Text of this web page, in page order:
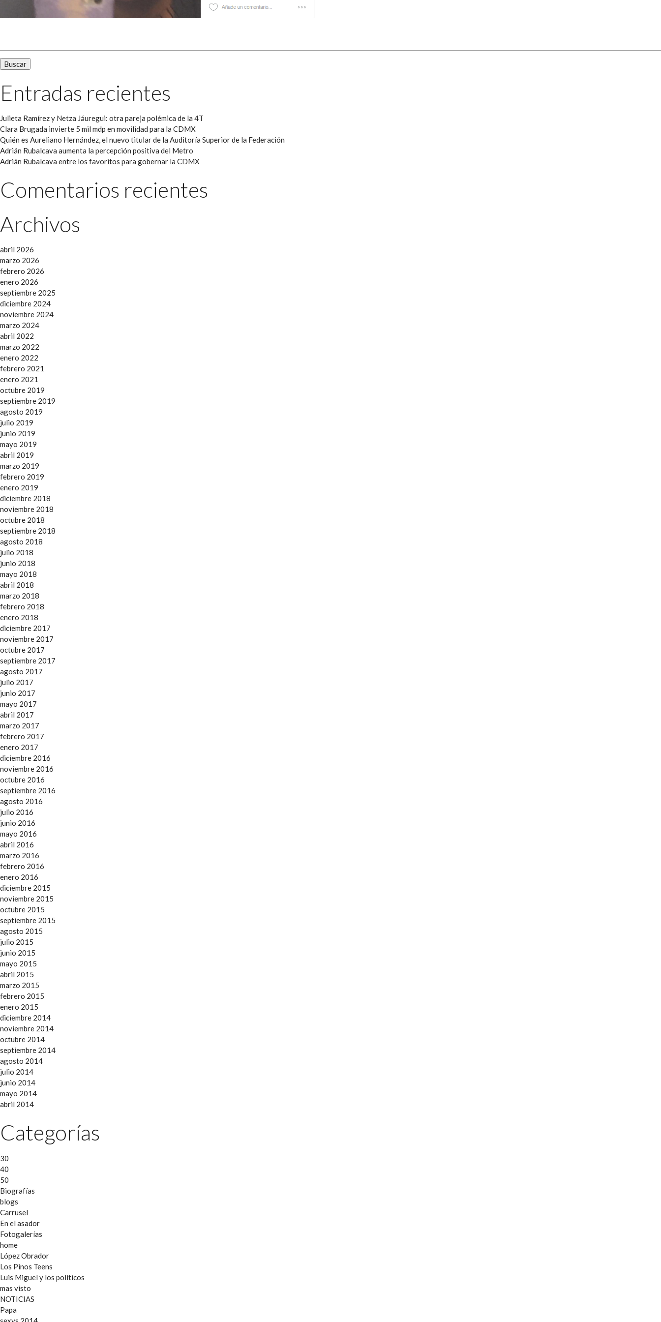
Entradas recientes
Julieta Ramírez y Netza Jáuregui: otra pareja polémica de la 4T
Clara Brugada invierte 5 mil mdp en movilidad para la CDMX
Quién es Aureliano Hernández, el nuevo titular de la Auditoría Superior de la Federación
Adrián Rubalcava aumenta la percepción positiva del Metro
Adrián Rubalcava entre los favoritos para gobernar la CDMX
Comentarios recientes
Archivos
abril 2026
marzo 2026
febrero 2026
enero 2026
septiembre 2025
diciembre 2024
noviembre 2024
marzo 2024
abril 2022
marzo 2022
enero 2022
febrero 2021
enero 2021
octubre 2019
septiembre 2019
agosto 2019
julio 2019
junio 2019
mayo 2019
abril 2019
marzo 2019
febrero 2019
enero 2019
diciembre 2018
noviembre 2018
octubre 2018
septiembre 2018
agosto 2018
julio 2018
junio 2018
mayo 2018
abril 2018
marzo 2018
febrero 2018
enero 2018
diciembre 2017
noviembre 2017
octubre 2017
septiembre 2017
agosto 2017
julio 2017
junio 2017
mayo 2017
abril 2017
marzo 2017
febrero 2017
enero 2017
diciembre 2016
noviembre 2016
octubre 2016
septiembre 2016
agosto 2016
julio 2016
junio 2016
mayo 2016
abril 2016
marzo 2016
febrero 2016
enero 2016
diciembre 2015
noviembre 2015
octubre 2015
septiembre 2015
agosto 2015
julio 2015
junio 2015
mayo 2015
abril 2015
marzo 2015
febrero 2015
enero 2015
diciembre 2014
noviembre 2014
octubre 2014
septiembre 2014
agosto 2014
julio 2014
junio 2014
mayo 2014
abril 2014
Categorías
30
40
50
Biografías
blogs
Carrusel
En el asador
Fotogalerías
home
López Obrador
Los Pinos Teens
Luis Miguel y los políticos
mas visto
NOTICIAS
Papa